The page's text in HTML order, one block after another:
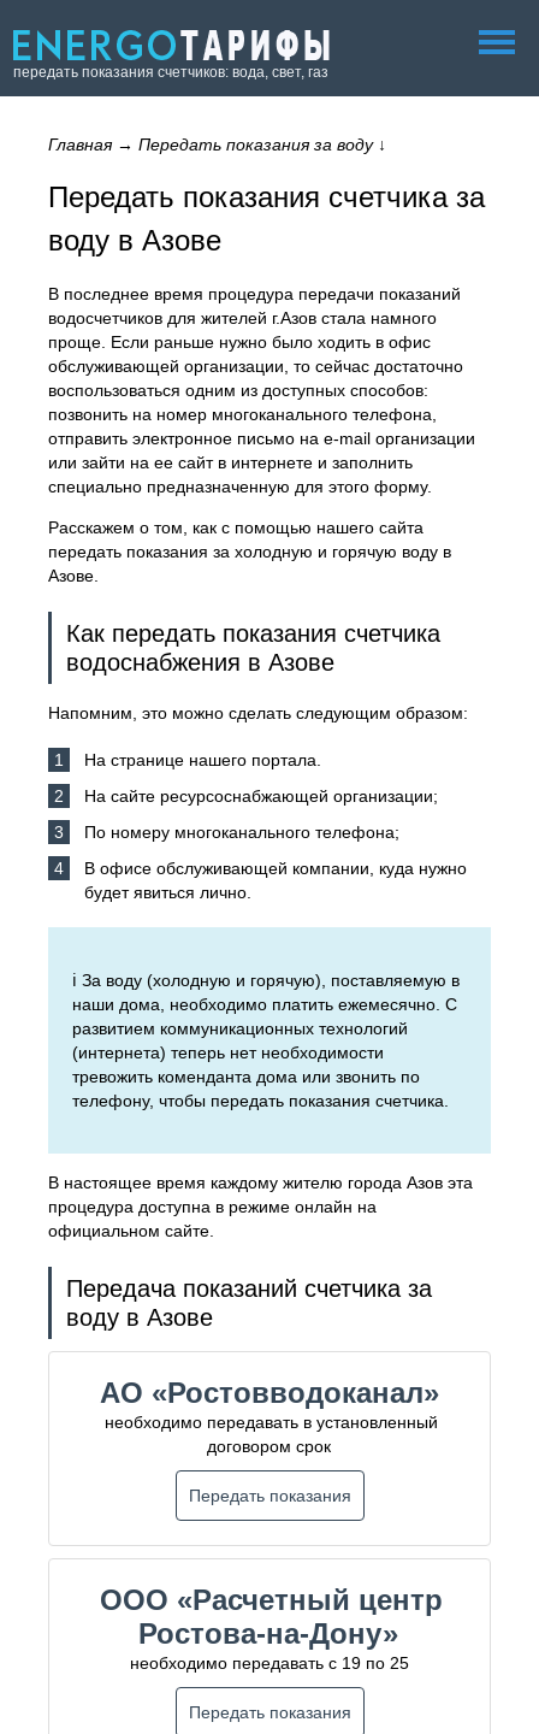
передать показания счетчиков: вода, свет, газ
Главная→ Передать показания за воду↓
Передать показания счетчика за
воду в Азове
В последнее время процедура передачи показаний
водосчетчиков для жителей г.Азов стала намного
проще. Если раньше нужно было ходить в офис
обслуживающей организации, то сейчас достаточно
воспользоваться одним из доступных способов:
позвонить на номер многоканального телефона,
отправить электронное письмо на e-mail организации
или зайти на ее сайт в интернете и заполнить
специально предназначенную для этого форму.
Расскажем о том, как с помощью нашего сайта
передать показания за холодную и горячую воду в
Азове.
Как передать показания счетчика
водоснабжения в Азове
Напомним, это можно сделать следующим образом:
На странице нашего портала.
На сайте ресурсоснабжающей организации;
По номеру многоканального телефона;
В офисе обслуживающей компании, куда нужно
будет явиться лично.
ℹ️ За воду (холодную и горячую), поставляемую в
наши дома, необходимо платить ежемесячно. С
развитием коммуникационных технологий
(интернета) теперь нет необходимости
тревожить коменданта дома или звонить по
телефону, чтобы передать показания счетчика.
В настоящее время каждому жителю города Азов эта
процедура доступна в режиме онлайн на
официальном сайте.
Передача показаний счетчика за
воду в Азове
АО «Ростовводоканал»
необходимо передавать в установленный
договором срок
Передать показания
ООО «Расчетный центр
Ростова-на-Дону»
необходимо передавать с 19 по 25
Передать показания